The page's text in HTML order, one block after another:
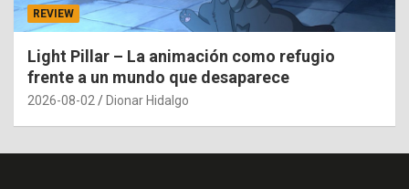
REVIEW
Light Pillar – La animación como refugio
frente a un mundo que desaparece
2026-08-02 Dionar Hidalgo